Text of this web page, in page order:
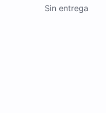
Sin entrega